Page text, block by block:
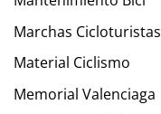
Marchas Cicloturistas
Material Ciclismo
Memorial Valenciaga